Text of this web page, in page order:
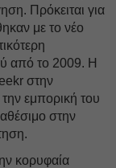
Πρόκειται για
με το νέο
από το 2009. Η
στην
εμπορική του
στην
κορυφαία